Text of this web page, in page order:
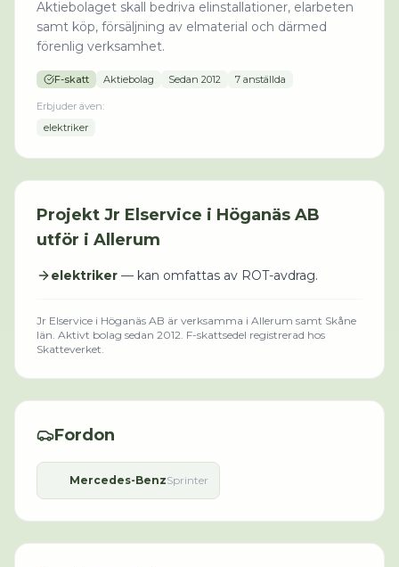
Aktiebolaget skall bedriva elinstallationer, elarbeten
samt köp, försäljning av elmaterial och därmed
förenlig verksamhet.
F-skatt Aktiebolag Sedan 2012 7 anställda
Erbjuder även:
elektriker
Projekt Jr Elservice i Höganäs AB
utför i Allerum
elektriker — kan omfattas av ROT-avdrag.
Jr Elservice i Höganäs AB är verksamma i Allerum samt Skåne
län. Aktivt bolag sedan 2012. F-skattsedel registrerad hos
Skatteverket.
Fordon
Mercedes-BenzSprinter